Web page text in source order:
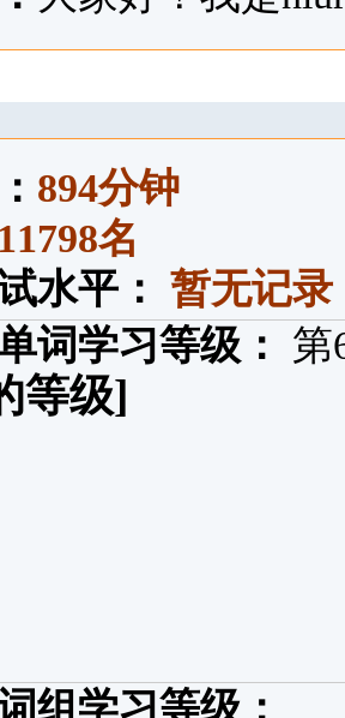
894分钟
名
水平： 暂无记录
词学习等级：
第
等级]
组学习等级：